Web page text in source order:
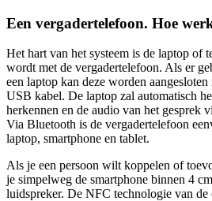
Een vergadertelefoon. Hoe
Het hart van het systeem is de laptop of
wordt met de vergadertelefoon. Als er
een laptop kan deze worden aangesloten
USB kabel. De laptop zal automatisch
herkennen en de audio van het gesprek
Via Bluetooth is de vergadertelefoon
laptop, smartphone en tablet.
Als je een persoon wilt koppelen of
je simpelweg de smartphone binnen 4
luidspreker. De NFC technologie van de